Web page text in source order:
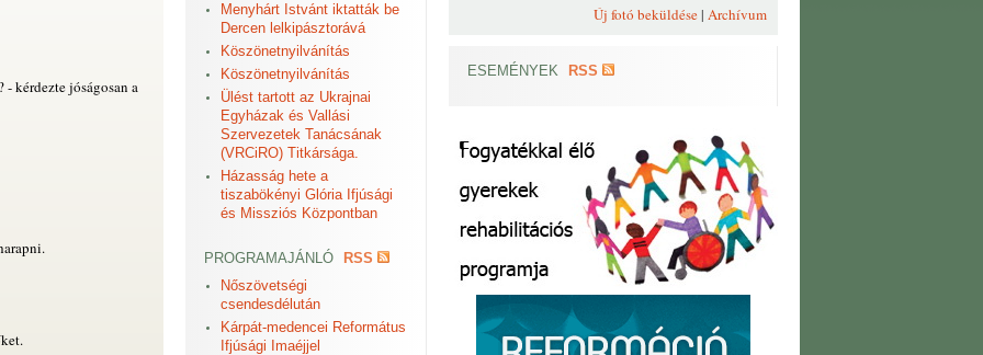
kérdezte jóságosan a
Menyhárt Istvánt iktatták be
Dercen lelkipásztorává
Köszönetnyilvánítás
Köszönetnyilvánítás
Ülést tartott az Ukrajnai
Egyházak és Vallási
Szervezetek Tanácsának
(VRCiRO) Titkársága.
Házasság hete a
tiszabökényi Glória Ifjúsági
és Missziós Központban
PROGRAMAJÁNLÓ
RSS
Nőszövetségi
csendesdélután
Kárpát-medencei Református
Ifjúsági Imaéjjel
Új fotó beküldése| Archívum
ESEMÉNYEK RSS